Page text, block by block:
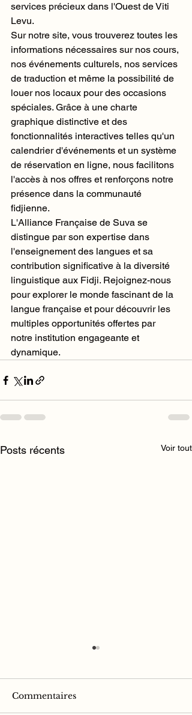
services précieux dans l'Ouest de Viti
Levu.
Sur notre site, vous trouverez toutes les
informations nécessaires sur nos cours,
nos événements culturels, nos services
de traduction et même la possibilité de
louer nos locaux pour des occasions
spéciales. Grâce à une charte
graphique distinctive et des
fonctionnalités interactives telles qu'un
calendrier d'événements et un système
de réservation en ligne, nous facilitons
l'accès à nos offres et renforçons notre
présence dans la communauté
fidjienne.
L'Alliance Française de Suva se
distingue par son expertise dans
l'enseignement des langues et sa
contribution significative à la diversité
linguistique aux Fidji. Rejoignez-nous
pour explorer le monde fascinant de la
langue française et pour découvrir les
multiples opportunités offertes par
notre institution engageante et
dynamique.
Posts récents Voir tout
Commentaires